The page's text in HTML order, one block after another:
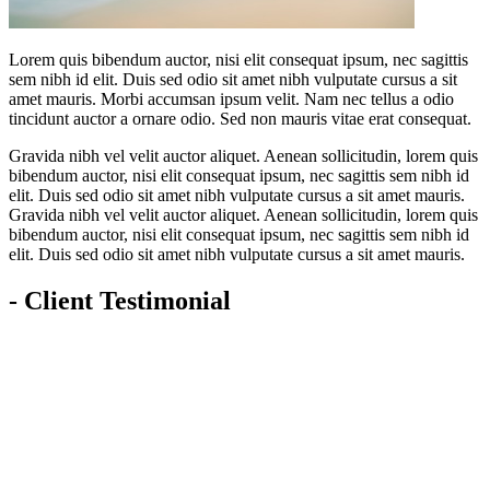
Lorem quis bibendum auctor, nisi elit consequat ipsum, nec sagittis
sem nibh id elit. Duis sed odio sit amet nibh vulputate cursus a sit
amet mauris. Morbi accumsan ipsum velit. Nam nec tellus a odio
tincidunt auctor a ornare odio. Sed non mauris vitae erat consequat.
Gravida nibh vel velit auctor aliquet. Aenean sollicitudin, lorem quis
bibendum auctor, nisi elit consequat ipsum, nec sagittis sem nibh id
elit. Duis sed odio sit amet nibh vulputate cursus a sit amet mauris.
Gravida nibh vel velit auctor aliquet. Aenean sollicitudin, lorem quis
bibendum auctor, nisi elit consequat ipsum, nec sagittis sem nibh id
elit. Duis sed odio sit amet nibh vulputate cursus a sit amet mauris.
- Client Testimonial